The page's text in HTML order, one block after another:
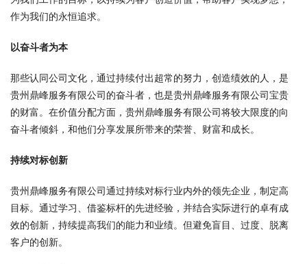
作为我们的永恒追求。
以奋斗者为本
那些认同公司文化，通过持续付出超常的努力，创造绩效的人，是
贵州鼎峰服务有限公司的奋斗者，也是贵州鼎峰服务有限公司宝贵
的财富。在价值分配方面，贵州鼎峰服务有限公司将较大限度的向
奋斗者倾斜，和他们分享发展所带来的荣誉、财富和成长。
持续对标创新
贵州鼎峰服务有限公司通过持续对标行业内外的领先企业，制定高
目标。通过学习、借鉴标杆的先进经验，并结合实际进行的卓有成
效的创新，持续提高我们的能力和业绩。但避免盲目、过度、脱离
客户的创新。